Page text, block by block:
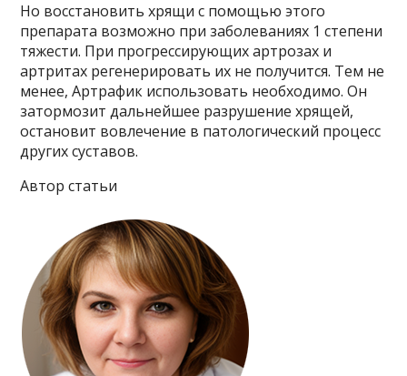
Но восстановить хрящи с помощью этого
препарата возможно при заболеваниях 1 степени
тяжести. При прогрессирующих артрозах и
артритах регенерировать их не получится. Тем не
менее, Артрафик использовать необходимо. Он
затормозит дальнейшее разрушение хрящей,
остановит вовлечение в патологический процесс
других суставов.
Автор статьи